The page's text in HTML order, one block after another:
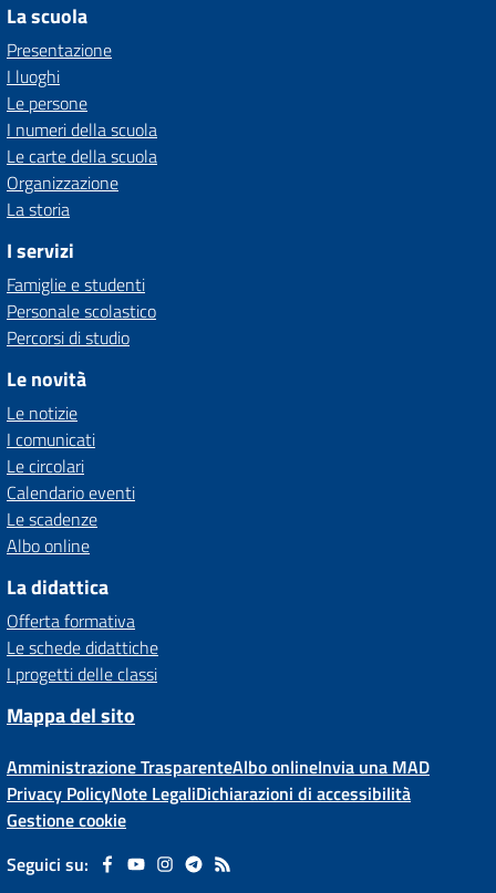
La scuola
Presentazione
I luoghi
Le persone
I numeri della scuola
Le carte della scuola
Organizzazione
La storia
I servizi
Famiglie e studenti
Personale scolastico
Percorsi di studio
Le novità
Le notizie
I comunicati
Le circolari
Calendario eventi
Le scadenze
Albo online
La didattica
Offerta formativa
Le schede didattiche
I progetti delle classi
Mappa del sito
Amministrazione TrasparenteAlbo onlineInvia una MAD
Privacy PolicyNote LegaliDichiarazioni di accessibilità
Gestione cookie
Seguici su: